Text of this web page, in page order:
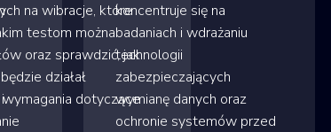
na wibracje, które
testom można
oraz sprawdzić, jak
działał
dotyczące
koncentruje się na
badaniach i wdrażaniu
technologii
zabezpieczających
wymianę danych oraz
ochronie systemów przed